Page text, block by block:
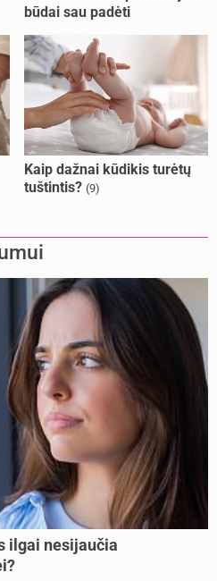
būdai sau padėti
Kaip dažnai kūdikis turėtų
tuštintis? (9)
ilgai nesijaučia